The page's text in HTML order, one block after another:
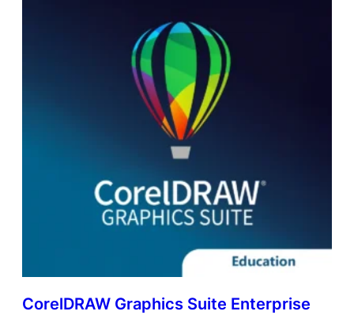
CorelDRAW Graphics Suite Enterprise